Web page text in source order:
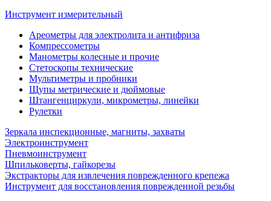
Инструмент измерительный
Ареометры для электролита и антифриза
Компрессометры
Манометры колесные и прочие
Стетоскопы технические
Мультиметры и пробники
Щупы метрические и дюймовые
Штангенциркули, микрометры, линейки
Рулетки
Зеркала инспекционные, магниты, захваты
Электроинструмент
Пневмоинструмент
Шпильковерты, гайкорезы
Экстракторы для извлечения поврежденного крепежа
Инструмент для восстановления поврежденной резьбы